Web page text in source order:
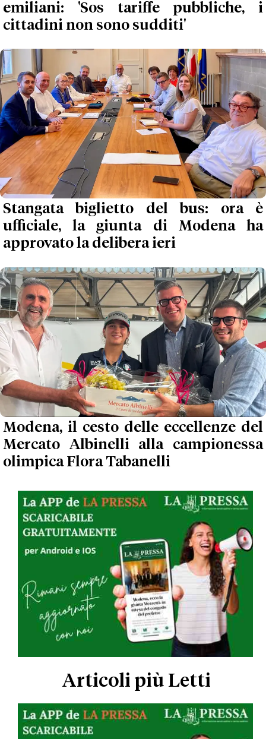
emiliani: 'Sos tariffe pubbliche, i
cittadini non sono sudditi'
Stangata biglietto del bus: ora è
ufficiale, la giunta di Modena ha
approvato la delibera ieri
Modena, il cesto delle eccellenze del
Mercato Albinelli alla campionessa
olimpica Flora Tabanelli
Articoli più Letti